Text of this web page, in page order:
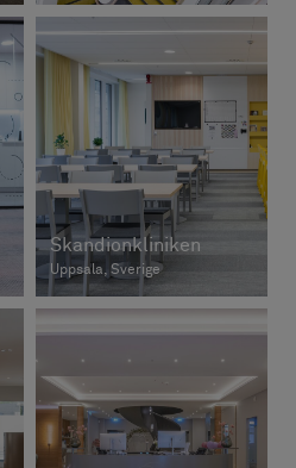
Skandionkliniken
Uppsala, Sverige